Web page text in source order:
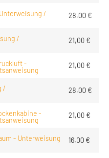
/
28,00 €
/
21,00 €
-
21,00 €
/
28,00 €
-
21,00 €
- Unterweisung
16,00 €